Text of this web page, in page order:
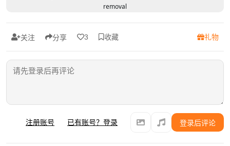
removal
关注 分享 3 收藏 礼物
注册账号 已有账号？登录 登录后评论